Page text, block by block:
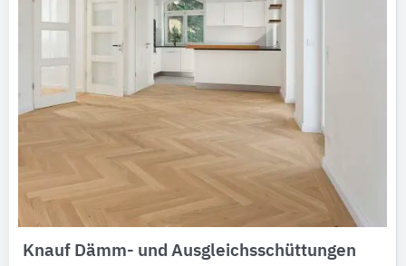
Architekturobjekte
Expertenprofile
Knauf Dämm- und Ausgleichsschüttungen